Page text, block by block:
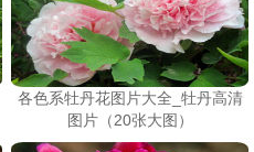
各色系牡丹花图片大全_牡丹高清
图片（20张大图）